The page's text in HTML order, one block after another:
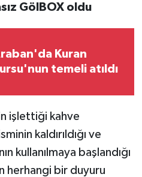
GölBOX oldu
Kuran
temeli atıldı
işlettiği kahve
kaldırıldığı ve
kullanılmaya başlandığı
herhangi bir duyuru